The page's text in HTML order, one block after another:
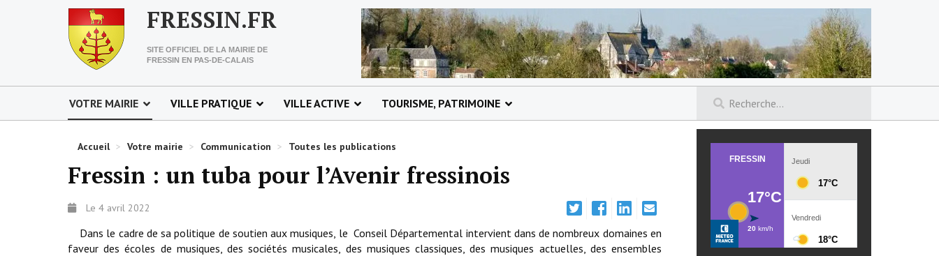
FRESSIN.FR
SITE OFFICIEL DE LA MAIRIE DE
FRESSIN EN PAS-DE-CALAIS
VOTRE MAIRIE VILLE PRATIQUE VILLE ACTIVE TOURISME, PATRIMOINE
Accueil > Votre mairie > Communication > Toutes les publications
Fressin : un tuba pour l’Avenir fressinois
Le 4 avril 2022
Dans le cadre de sa politique de soutien aux musiques, le Conseil Départemental intervient dans de nombreux domaines en
faveur des écoles de musiques, des sociétés musicales, des musiques classiques, des musiques actuelles, des ensembles